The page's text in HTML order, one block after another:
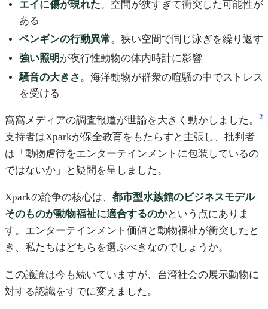
エイに傷が現れた。空間が狭すぎて衝突した可能性が
ある
ペンギンの行動異常。狭い空間で同じ泳ぎを繰り返す
強い照明が夜行性動物の体内時計に影響
騒音の大きさ 。海洋動物が群衆の喧騒の中でストレス
を受ける
窩窩メディアの調査報道が世論を大きく動かしました。 2
支持者はXparkが保全教育をもたらすと主張し、批判者
は「動物虐待をエンターテインメントに包装しているの
ではないか」と疑問を呈しました。
Xparkの論争の核心は、 都市型水族館のビジネスモデル
そのものが動物福祉に適合するのかという点にありま
す。エンターテインメント価値と動物福祉が衝突したと
き、私たちはどちらを選ぶべきなのでしょうか。
この議論は今も続いていますが、台湾社会の展示動物に
対する認識をすでに変えました。